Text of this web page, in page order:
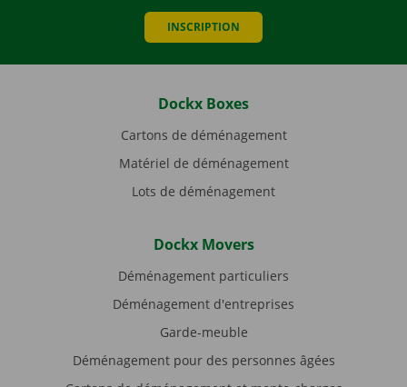
INSCRIPTION
Dockx Boxes
Cartons de déménagement
Matériel de déménagement
Lots de déménagement
Dockx Movers
Déménagement particuliers
Déménagement d'entreprises
Garde-meuble
Déménagement pour des personnes âgées